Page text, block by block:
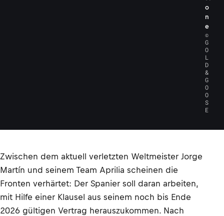
o
n
e
©
G
O
L
D
&
G
O
O
S
E
Zwischen dem aktuell verletzten Weltmeister Jorge
Martín und seinem Team Aprilia scheinen die
Fronten verhärtet: Der Spanier soll daran arbeiten,
mit Hilfe einer Klausel aus seinem noch bis Ende
2026 gültigen Vertrag herauszukommen. Nach